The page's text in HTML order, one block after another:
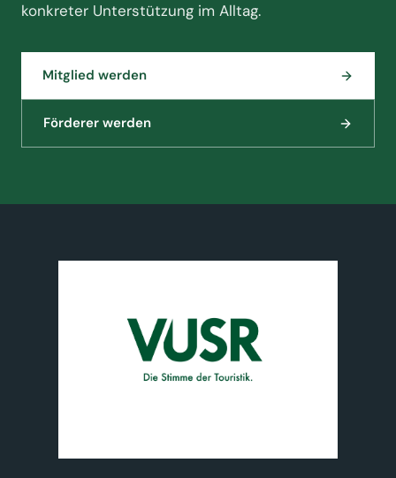
konkreter Unterstützung im Alltag.
Mitglied werden
Förderer werden